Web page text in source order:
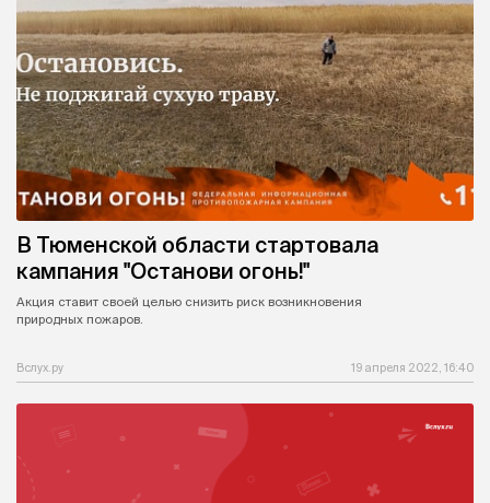
В Тюменской области стартовала
кампания "Останови огонь!"
Акция ставит своей целью снизить риск возникновения
природных пожаров.
Вслух.ру 19 апреля 2022, 16:40